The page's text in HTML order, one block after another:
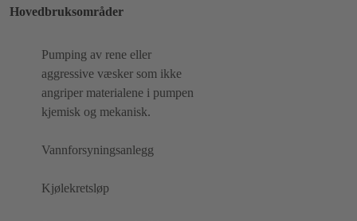
Hovedbruksområder
Pumping av rene eller
aggressive væsker som ikke
angriper materialene i pumpen
kjemisk og mekanisk.
Vannforsyningsanlegg
Kjølekretsløp